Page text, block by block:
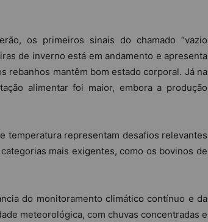
os primeiros sinais do chamado “vazio
de inverno está em andamento e apresenta
rebanhos mantêm bom estado corporal. Já na
alimentar foi maior, embora a produção
temperatura representam desafios relevantes
mais exigentes, como os bovinos de
do monitoramento climático contínuo e da
meteorológica, com chuvas concentradas e